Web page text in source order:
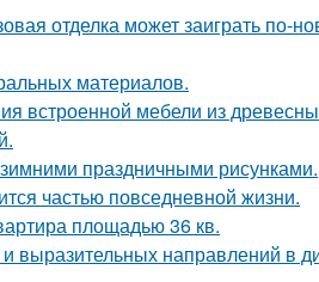
отделка может заиграть по-
материалов.
встроенной мебели из
праздничными рисунками.
частью повседневной жизни.
площадью 36 кв.
выразительных направлений в